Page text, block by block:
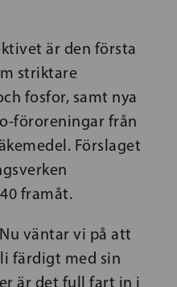
är den första
striktare
fosfor, samt nya
föroreningar från
Förslaget
framåt.
väntar vi på att
färdigt med sin
är det full fart in i